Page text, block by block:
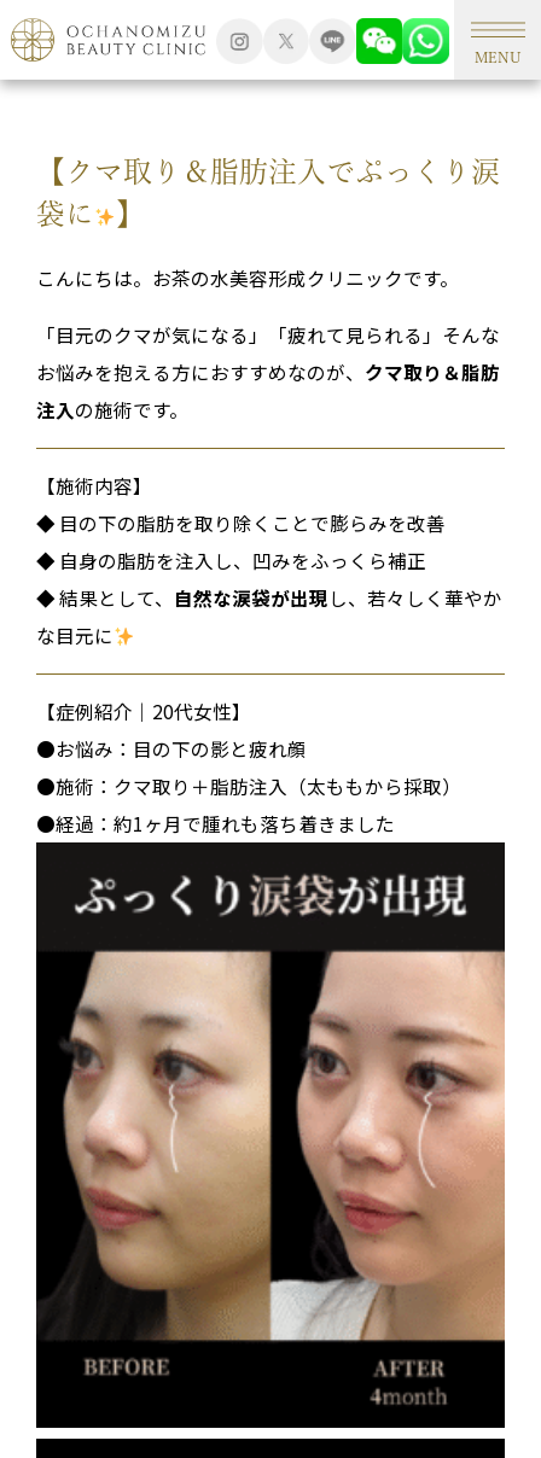
MENU
TOP 新着情報
【クマ取り＆脂肪注入でぷっくり涙
袋に
】
こんにちは。お茶の水美容形成クリニックです。
「目元のクマが気になる」「疲れて見られる」そんな
お悩みを抱える方におすすめなのが、 クマ取り＆脂肪
注入の施術です。
【施術内容】
◆ 目の下の脂肪を取り除くことで膨らみを改善
◆ 自身の脂肪を注入し、凹みをふっくら補正
◆ 結果として、 自然な涙袋が出現し、若々しく華やか
な目元に
【症例紹介｜20代女性】
●お悩み：目の下の影と疲れ顔
●施術：クマ取り＋脂肪注入（太ももから採取）
●経過：約1ヶ月で腫れも落ち着きました